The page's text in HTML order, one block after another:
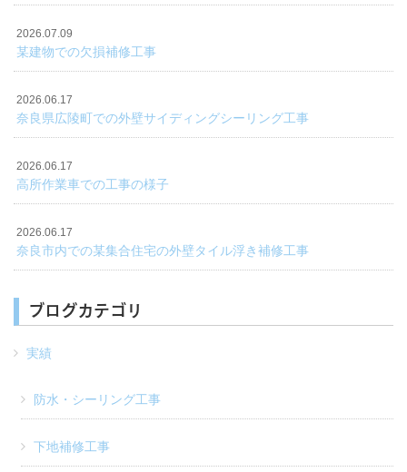
2026.07.09
某建物での欠損補修工事
2026.06.17
奈良県広陵町での外壁サイディングシーリング工事
2026.06.17
高所作業車での工事の様子
2026.06.17
奈良市内での某集合住宅の外壁タイル浮き補修工事
ブログカテゴリ
実績
防水・シーリング工事
下地補修工事